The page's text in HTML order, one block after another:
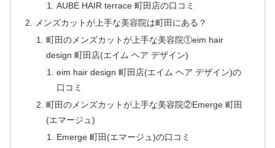
AUBE HAIR terrace 町田店の口コミ
メンズカットが上手な美容院は町田にある？
町田のメンズカットが上手な美容院①eim hair
design 町田店(エイム ヘア デザイン)
eim hair design 町田店(エイム ヘア デザイン)の
口コミ
町田のメンズカットが上手な美容院②Emerge 町田
(エマージュ)
Emerge 町田(エマージュ)の口コミ